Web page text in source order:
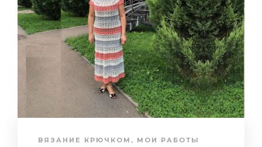
ВЯЗАНИЕ КРЮЧКОМ , МОИ РАБОТЫ